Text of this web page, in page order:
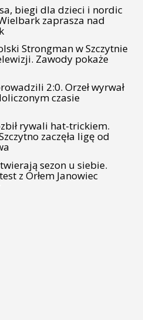
biegi dla dzieci i nordic
zaprasza nad
Strongman w Szczytnie
Zawody pokaże
2:0. Orzeł wyrwał
czasie
rywali hat-trickiem.
zaczęła ligę od
sezon u siebie.
z Orłem Janowiec